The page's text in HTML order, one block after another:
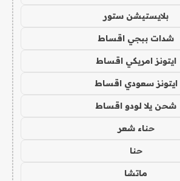
بلايستيشن ستور
شدات ببجي اقساط
ايتونز امريكي اقساط
ايتونز سعودي اقساط
شحن يلا لودو اقساط
حناء شعر
حنا
ماتشا